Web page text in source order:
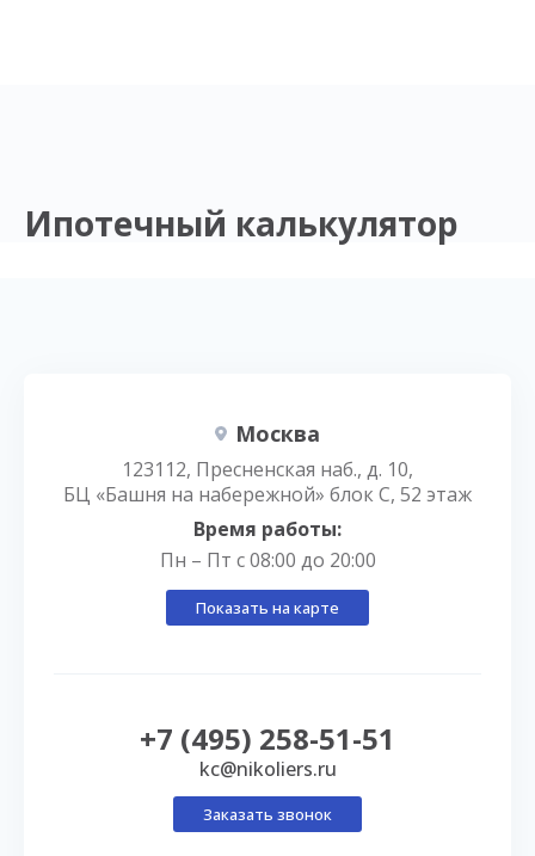
Ипотечный калькулятор
Москва
123112, Пресненская наб., д. 10,
БЦ «Башня на набережной» блок С, 52 этаж
Время работы:
Пн – Пт с 08:00 до 20:00
Показать на карте
+7 (495) 258-51-51
kc@nikoliers.ru
Заказать звонок